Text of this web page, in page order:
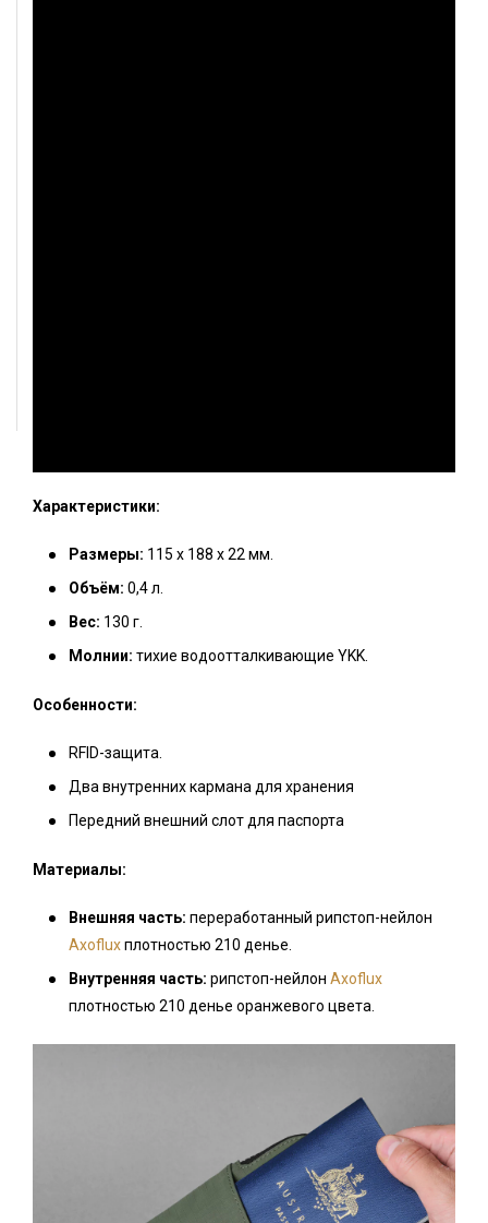
Характеристики:
Размеры: 115 х 188 х 22 мм.
Объём: 0,4 л.
Вес: 130 г.
Молнии: тихие водоотталкивающие YKK.
Особенности:
RFID-защита.
Два внутренних кармана для хранения
Передний внешний слот для паспорта
Материалы:
Внешняя часть: переработанный рипстоп-нейлон
Axofluxплотностью 210 денье.
Внутренняя часть: рипстоп-нейлон Axoflux
плотностью 210 денье оранжевого цвета.